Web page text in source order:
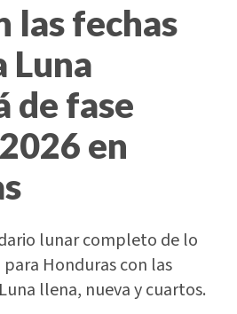
las fechas
Luna
de fase
en
lunar completo de lo
Honduras con las
llena, nueva y cuartos.